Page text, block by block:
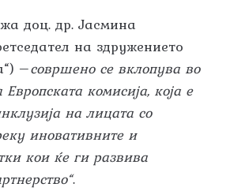
доц. др. Јасмина
на здружението
–совршено се вклопува во
Европската комисија, која е
на лицата со
иновативните и
кои ќе ги развива
“.